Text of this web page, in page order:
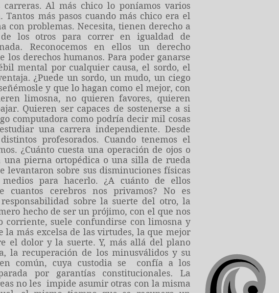
carreras. Al más chico lo poníamos varios
Tantos más pasos cuando más chico era el
con problemas. Necesita, tienen derecho a
los otros para correr en igualdad de
Reconocemos en ellos un derecho
los derechos humanos. Para poder ganarse
mental por cualquier causa, el sordo, el
¿Puede un sordo, un mudo, un ciego
y que lo hagan como el mejor, con
limosna, no quieren favores, quieren
Quieren ser capaces de sostenerse a si
computadora como podría decir mil cosas
una carrera independiente. Desde
profesorados. Cuando tenemos el
¿Cuánto cuesta una operación de ojos o
una pierna ortopédica o una silla de rueda
levantaron sobre sus disminuciones físicas
para hacerlo. ¿A cuánto de ellos
cuantos cerebros nos privamos? No es
sobre la suerte del otro, la
he­cho de ser un prójimo, con el que nos
corriente, suele confundirse con limosna y
más excelsa de las virtudes, la que mejor
el dolor y la suerte. Y, más allá del plano
la recuperación de los minusválidos y su
común, cuya custodia se confía a los
por garantías constitucionales. La
no les impide asumir otras con la misma